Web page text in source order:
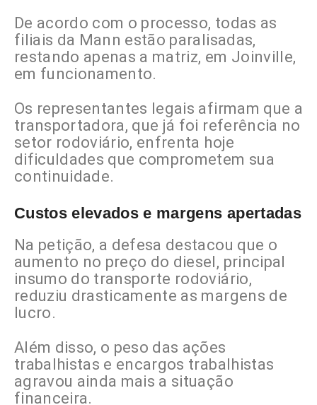
De acordo com o processo, todas as
filiais da Mann estão paralisadas,
restando apenas a matriz, em Joinville,
em funcionamento.
Os representantes legais afirmam que a
transportadora, que já foi referência no
setor rodoviário, enfrenta hoje
dificuldades que comprometem sua
continuidade.
Custos elevados e margens apertadas
Na petição, a defesa destacou que o
aumento no preço do diesel, principal
insumo do transporte rodoviário,
reduziu drasticamente as margens de
lucro.
Além disso, o peso das ações
trabalhistas e encargos trabalhistas
agravou ainda mais a situação
financeira.